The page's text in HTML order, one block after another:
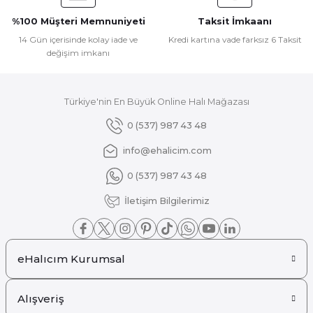
Ürün fiyatı diğer sitelerden daha pahalı.
Gönder
%100 Müşteri Memnuniyeti
14 Gün içerisinde kolay iade ve
değişim imkanı
Taksit İmkaanı
Kredi kartına vade farksız 6 Taksit
Türkiye'nin En Büyük Online Halı Mağazası
0 (537) 987 43 48
info@ehalicim.com
0 (537) 987 43 48
İletişim Bilgilerimiz
eHalıcım Kurumsal
Alışveriş